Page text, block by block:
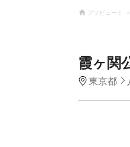
アソビュー！
霞ヶ関
東京都